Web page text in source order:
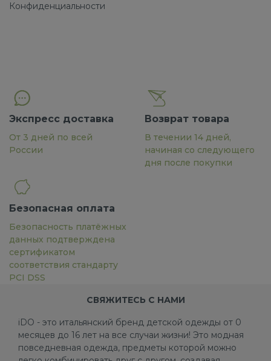
Конфиденциальности
Экспресс доставка
От 3 дней по всей
России
Возврат товара
В течении 14 дней,
начиная со следующего
дня после покупки
Безопасная оплата
Безопасность платёжных
данных подтверждена
сертификатом
соответствия стандарту
PCI DSS
СВЯЖИТЕСЬ С НАМИ
iDO - это итальянский бренд детской одежды от 0
месяцев до 16 лет на все случаи жизни! Это модная
повседневная одежда, предметы которой можно